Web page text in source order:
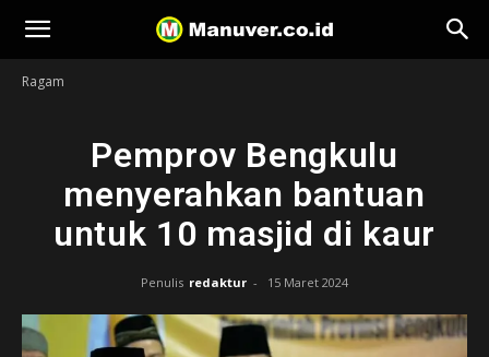
Manuver
Ragam
Pemprov Bengkulu
menyerahkan bantuan
untuk 10 masjid di kaur
Penulis redaktur - 15 Maret 2024